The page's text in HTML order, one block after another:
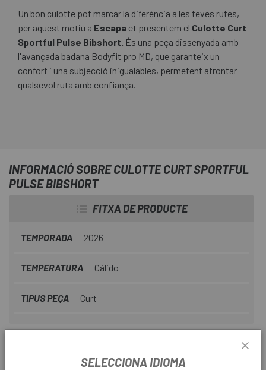
Un bon culotte pot marcar la diferència a les teves rutes,
per aquest motiu a Escapa et presentem el Culotte Curt
Sportful Pulse Bibshort. És una peça dissenyada amb
l'avançada badana Bodyfit pro MD, que garanteix un
confort i una subjecció inigualables, permetent afrontar
qualsevol ruta amb confiança.
INFORMACIÓ SOBRE CULOTTE CURT SPORTFUL
PULSE BIBSHORT
FITXA DE PRODUCTE
TEMPORADA 2026
TEMPERATURA Cálido
TIPUS PEÇA Curt
SELECCIONA IDIOMA